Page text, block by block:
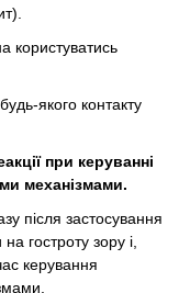
користуватись
якого контакту
при керуванні
механізмами.
після застосування
гостроту зору і,
керування